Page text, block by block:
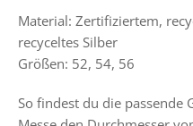
Material: Zertifiziertem,
recyceltes Silber
Größen: 52, 54, 56
So findest du die passende